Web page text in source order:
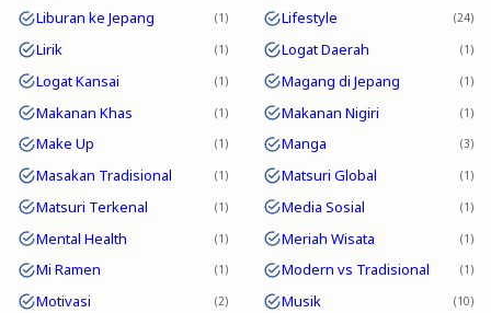
Liburan ke Jepang 1 Lifestyle 24
Lirik 1 Logat Daerah 1
Logat Kansai 1 Magang di Jepang 1
Makanan Khas 1 Makanan Nigiri 1
Make Up 1 Manga 3
Masakan Tradisional 1 Matsuri Global 1
Matsuri Terkenal 1 Media Sosial 1
Mental Health 1 Meriah Wisata 1
Mi Ramen 1 Modern vs Tradisional 1
Motivasi 2 Musik 10